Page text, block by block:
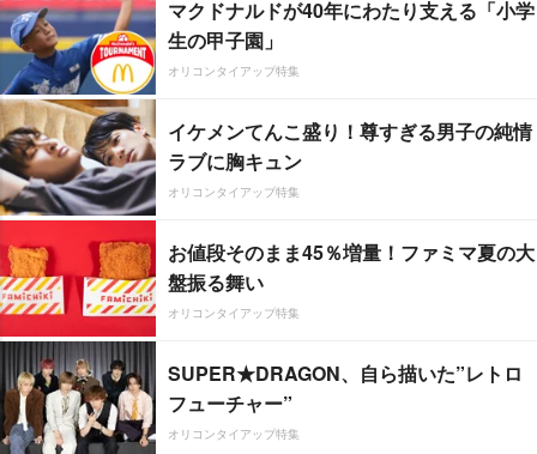
マクドナルドが40年にわたり支える「小学
生の甲子園」
オリコンタイアップ特集
イケメンてんこ盛り！尊すぎる男子の純情
ラブに胸キュン
オリコンタイアップ特集
お値段そのまま45％増量！ファミマ夏の大
盤振る舞い
オリコンタイアップ特集
SUPER★DRAGON、自ら描いた”レトロ
フューチャー”
オリコンタイアップ特集